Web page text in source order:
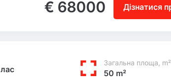
€ 68000 Дізнатися
Загальна площа, m²
50 m²